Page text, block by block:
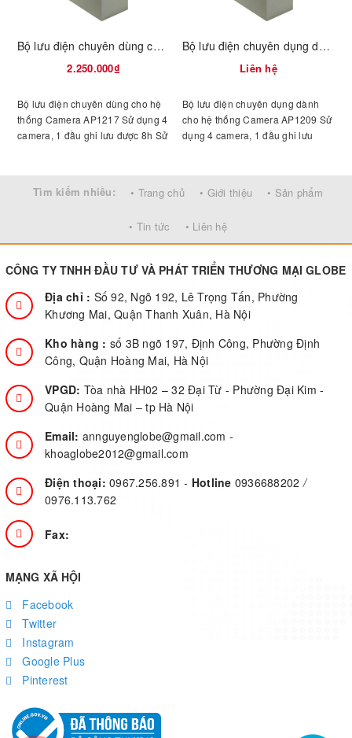
Bộ lưu điện chuyên dùng cho hệ thống Camera AP1217
2.250.000₫
Bộ lưu điện chuyên dùng cho hệ
thống Camera AP1217 Sử dụng 4
camera, 1 đầu ghi lưu được 8h Sử
Bộ lưu điện chuyên dụng dành cho hệ thống Camera AP1209
Liên hệ
Bộ lưu điện chuyên dụng dành
cho hệ thống Camera AP1209 Sử
dụng 4 camera, 1 đầu ghi lưu
Tìm kiếm nhiều: • Trang chủ • Giới thiệu • Sản phẩm
• Tin tức • Liên hệ
CÔNG TY TNHH ĐẦU TƯ VÀ PHÁT TRIỂN THƯƠNG MẠI GLOBE
Địa chỉ : Số 92, Ngõ 192, Lê Trọng Tấn, Phường
Khương Mai, Quận Thanh Xuân, Hà Nội
Kho hàng : số 3B ngõ 197, Định Công, Phường Định
Công, Quận Hoàng Mai, Hà Nội
VPGD: Tòa nhà HH02 – 32 Đại Từ - Phường Đại Kim -
Quận Hoàng Mai – tp Hà Nội
Email: annguyenglobe@gmail.com -
khoaglobe2012@gmail.com
Điện thoại: 0967.256.891- Hotline 0936688202/
0976.113.762
Fax:
MẠNG XÃ HỘI
Facebook
Twitter
Instagram
Google Plus
Pinterest